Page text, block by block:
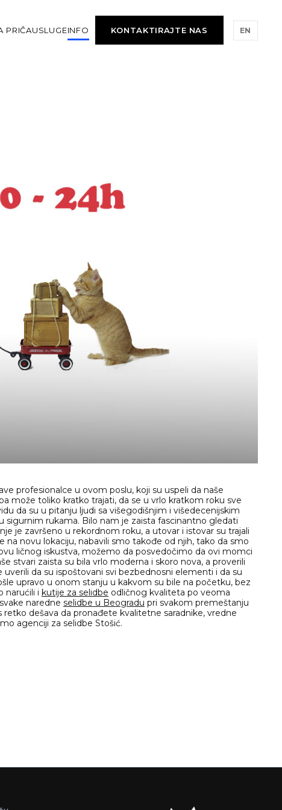
PRIČAUSLUGEINFO KONTAKTIRAJTE NAS EN
profesionalce u ovom poslu, koji su uspeli da naše
može toliko kratko trajati, da se u vrlo kratkom roku sve
da su u pitanju ljudi sa višegodišnjim i višedecenijskim
sigurnim rukama. Bilo nam je zaista fascinantno gledati
je završeno u rekordnom roku, a utovar i istovar su trajali
novu lokaciju, nabavili smo takođe od njih, tako da smo
ličnog iskustva, možemo da posvedočimo da ovi momci
stvari zaista su bila vrlo moderna i skoro nova, a proverili
da su ispoštovani svi bezbednosni elementi i da su
upravo u onom stanju u kakvom su bile na početku, bez
narućili i kutije za selidbe odličnog kvaliteta po veoma
naredne selidbe u Beogradu pri svakom premeštanju
dešava da pronađete kvalitetne saradnike, vredne
agenciji za selidbe Stošić.